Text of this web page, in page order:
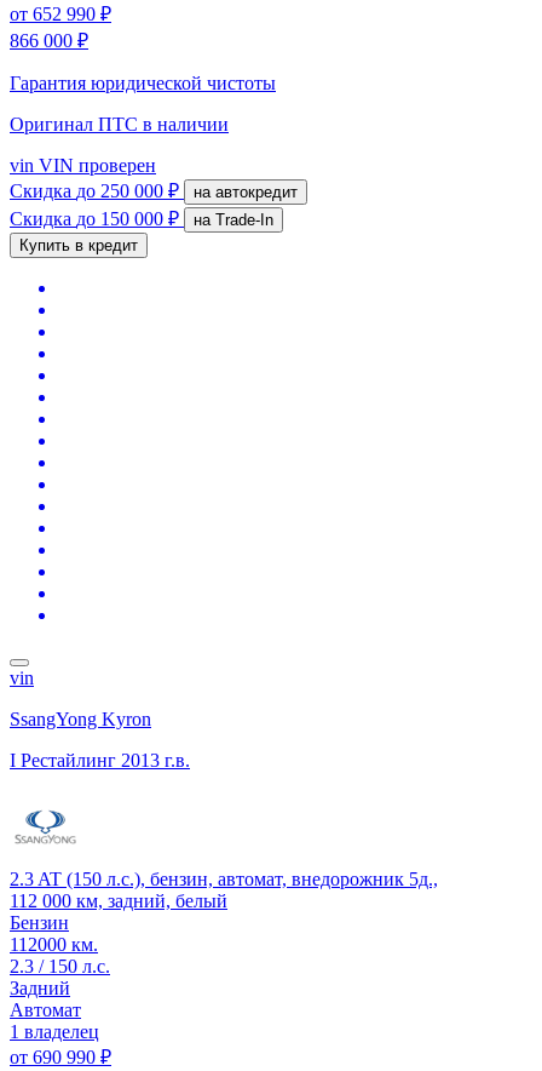
от 652 990 ₽
866 000 ₽
Гарантия юридической чистоты
Оригинал ПТС в наличии
vin VIN проверен
Скидка до 250 000 ₽ на автокредит
Скидка до 150 000 ₽
на Trade-In
Купить в кредит
vin
SsangYong Kyron
I Рестайлинг 2013 г.в.
2.3 AT (150 л.с.), бензин, автомат, внедорожник 5д.,
112 000 км, задний, белый
Бензин
112000 км.
2.3 / 150 л.с.
Задний
Автомат
1 владелец
от 690 990 ₽